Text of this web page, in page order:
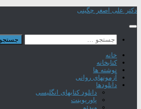
Skip
content
دکتر علی اصغر چگینی
جستجو
برای:
خانه
کتابخانه
نوشته ها
آزمونهای روانی
دانلودها
دانلود کتابهای انگلیسی
پاورپوینت
ویدئو